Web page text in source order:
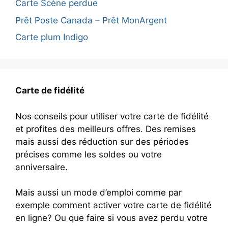
Carte Scène perdue
Prêt Poste Canada – Prêt MonArgent
Carte plum Indigo
Carte de fidélité
Nos conseils pour utiliser votre carte de fidélité
et profites des meilleurs offres. Des remises
mais aussi des réduction sur des périodes
précises comme les soldes ou votre
anniversaire.
Mais aussi un mode d’emploi comme par
exemple comment activer votre carte de fidélité
en ligne? Ou que faire si vous avez perdu votre